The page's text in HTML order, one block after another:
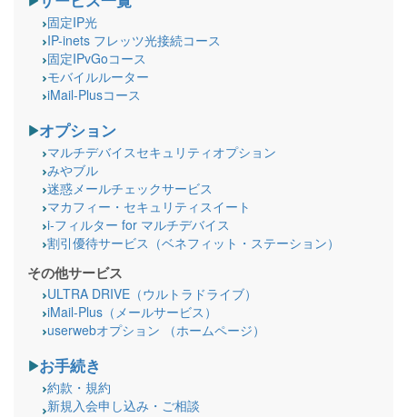
固定IP光
IP-inets フレッツ光接続コース
固定IPvGoコース
モバイルルーター
iMail-Plusコース
オプション
マルチデバイスセキュリティオプション
みやブル
迷惑メールチェックサービス
マカフィー・セキュリティスイート
i-フィルター for マルチデバイス
割引優待サービス（ベネフィット・ステーション）
その他サービス
ULTRA DRIVE（ウルトラドライブ）
iMail-Plus（メールサービス）
userwebオプション （ホームページ）
お手続き
約款・規約
新規入会申し込み・ご相談